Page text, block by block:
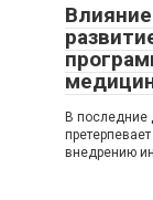
В последние
внедрению